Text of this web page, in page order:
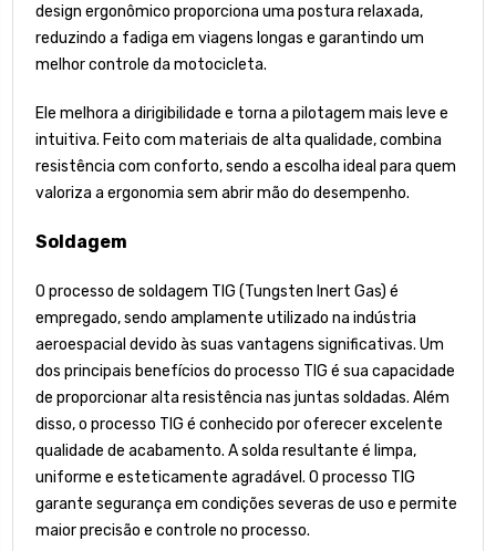
design ergonômico proporciona uma postura relaxada,
reduzindo a fadiga em viagens longas e garantindo um
melhor controle da motocicleta.
Ele melhora a dirigibilidade e torna a pilotagem mais leve e
intuitiva. Feito com materiais de alta qualidade, combina
resistência com conforto, sendo a escolha ideal para quem
valoriza a ergonomia sem abrir mão do desempenho.
Soldagem
O processo de soldagem TIG (Tungsten Inert Gas) é
empregado, sendo amplamente utilizado na indústria
aeroespacial devido às suas vantagens significativas. Um
dos principais benefícios do processo TIG é sua capacidade
de proporcionar alta resistência nas juntas soldadas. Além
disso, o processo TIG é conhecido por oferecer excelente
qualidade de acabamento. A solda resultante é limpa,
uniforme e esteticamente agradável. O processo TIG
garante segurança em condições severas de uso e permite
maior precisão e controle no processo.